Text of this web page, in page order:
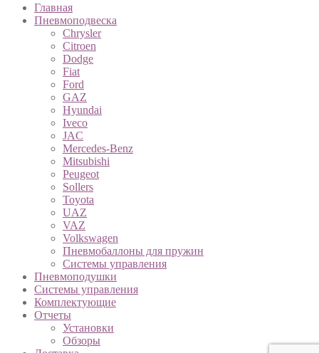
Главная
Пневмоподвеска
Chrysler
Citroen
Dodge
Fiat
Ford
GAZ
Hyundai
Iveco
JAC
Mercedes-Benz
Mitsubishi
Peugeot
Sollers
Toyota
UAZ
VAZ
Volkswagen
Пневмобаллоны для пружин
Системы управления
Пневмоподушки
Системы управления
Комплектующие
Отчеты
Установки
Обзоры